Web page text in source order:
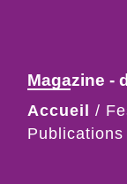
Magazine -
Accueil /
Publications